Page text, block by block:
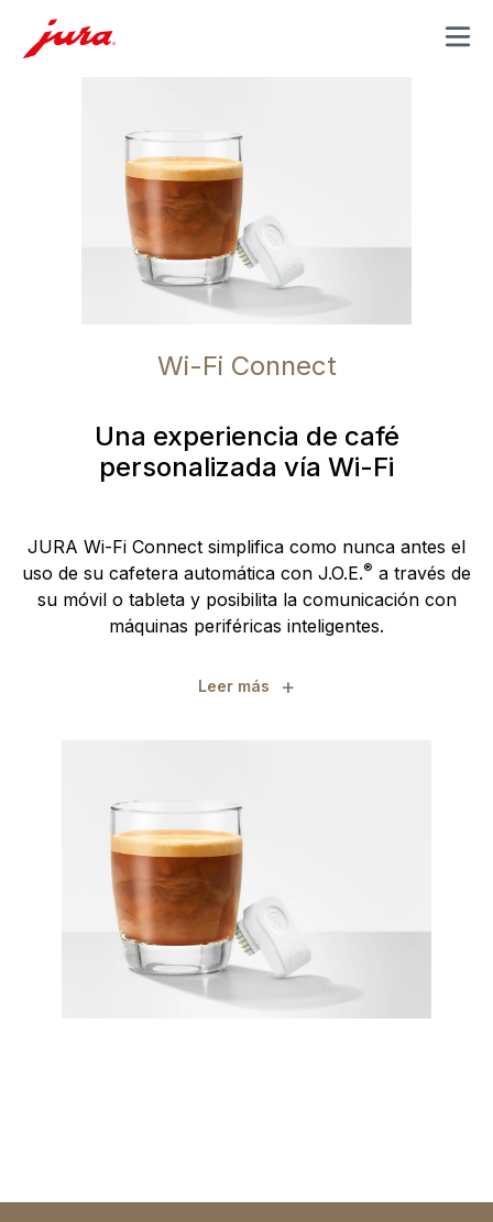
MENU
Wi-Fi Connect
Una experiencia de café
personalizada vía Wi-Fi
JURA Wi-Fi Connect simplifica como nunca antes el
uso de su cafetera automática con J.O.E.® a través de
su móvil o tableta y posibilita la comunicación con
máquinas periféricas inteligentes.
Leer más +